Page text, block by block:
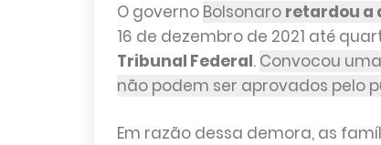
O governo Bolsonaro retardou a
16 de dezembro de 2021 até
Tribunal Federal. Convocou uma
não podem ser aprovados pelo
Em razão dessa demora, as